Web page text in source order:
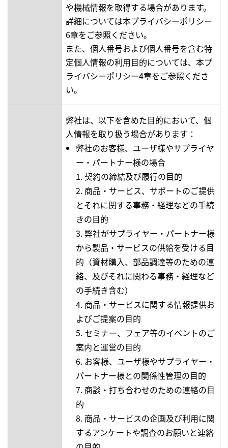
や機械情報を取得する場合があります。
詳細については本プライバシーポリシー
6章をご参照ください。
また、個人番号および個人番号を含む特
定個人情報の利用目的については、本プ
ライバシーポリシー4章をご参照くださ
い。
弊社は、以下を含めた目的において、個
人情報を取り扱う場合があります：
弊社のお客様、ユーザ様やサプライヤ
ー・パートナー様の場合
1. 契約の締結及び履行の目的
2. 商品・サービス、サポートのご提供
とそれに関する事務・経理などの手続
きの目的
3. 弊社がサプライヤー・パートナー様
から製品・サービスの供給を受ける目
的（資材購入、部品調達等のための連
絡、及びそれに関わる事務・経理など
の手続き含む）
4. 商品・サービスに関する情報提供お
よびご提案の目的
5. セミナー、フェア等のイベントのご
案内と運営の目的
6. お客様、ユーザ様やサプライヤー・
パートナー様との関係性管理の目的
7. 商談・打ち合わせのための連絡の目
的
8. 商品・サービスの企画及び利用に関
するアンケートや調査のお願いと連絡